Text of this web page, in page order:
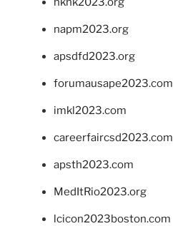
napm2023.org
apsdfd2023.org
forumausape2023.com
imkl2023.com
careerfaircsd2023.com
apsth2023.com
MedItRio2023.org
lcicon2023boston.com